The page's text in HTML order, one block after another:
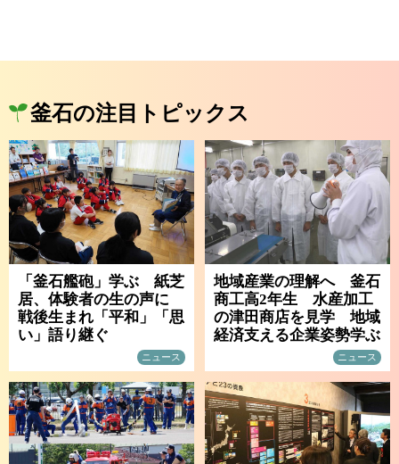
釜石の注目トピックス
「釜石艦砲」学ぶ 紙芝
居、体験者の生の声に
戦後生まれ「平和」「思
い」語り継ぐ
ニュース
地域産業の理解へ 釜石
商工高2年生 水産加工
の津田商店を見学 地域
経済支える企業姿勢学ぶ
ニュース